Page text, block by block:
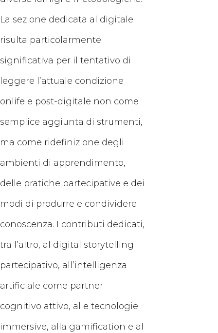
La sezione dedicata al digitale
risulta particolarmente
significativa per il tentativo di
leggere l’attuale condizione
onlife e post-digitale non come
semplice aggiunta di strumenti,
ma come ridefinizione degli
ambienti di apprendimento,
delle pratiche partecipative e dei
modi di produrre e condividere
conoscenza. I contributi dedicati,
tra l’altro, al digital storytelling
partecipativo, all’intelligenza
artificiale come partner
cognitivo attivo, alle tecnologie
immersive, alla gamification e al